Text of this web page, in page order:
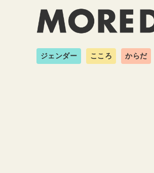
ジェンダー こころ からだ